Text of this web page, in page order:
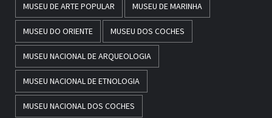
MUSEU DE ARTE POPULAR MUSEU DE MARINHA
MUSEU DO ORIENTE MUSEU DOS COCHES
MUSEU NACIONAL DE ARQUEOLOGIA
MUSEU NACIONAL DE ETNOLOGIA
MUSEU NACIONAL DOS COCHES